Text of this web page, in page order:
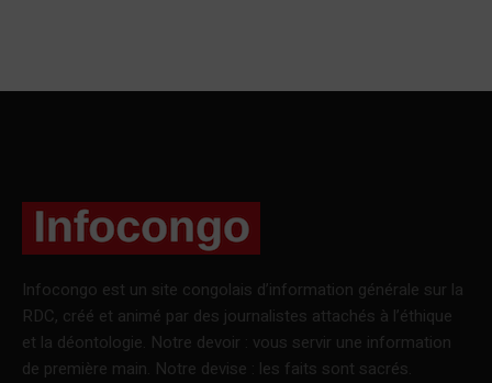
Infocongo est un site congolais d’information générale sur la
RDC, créé et animé par des journalistes attachés à l’éthique
et la déontologie. Notre devoir : vous servir une information
de première main. Notre devise : les faits sont sacrés.